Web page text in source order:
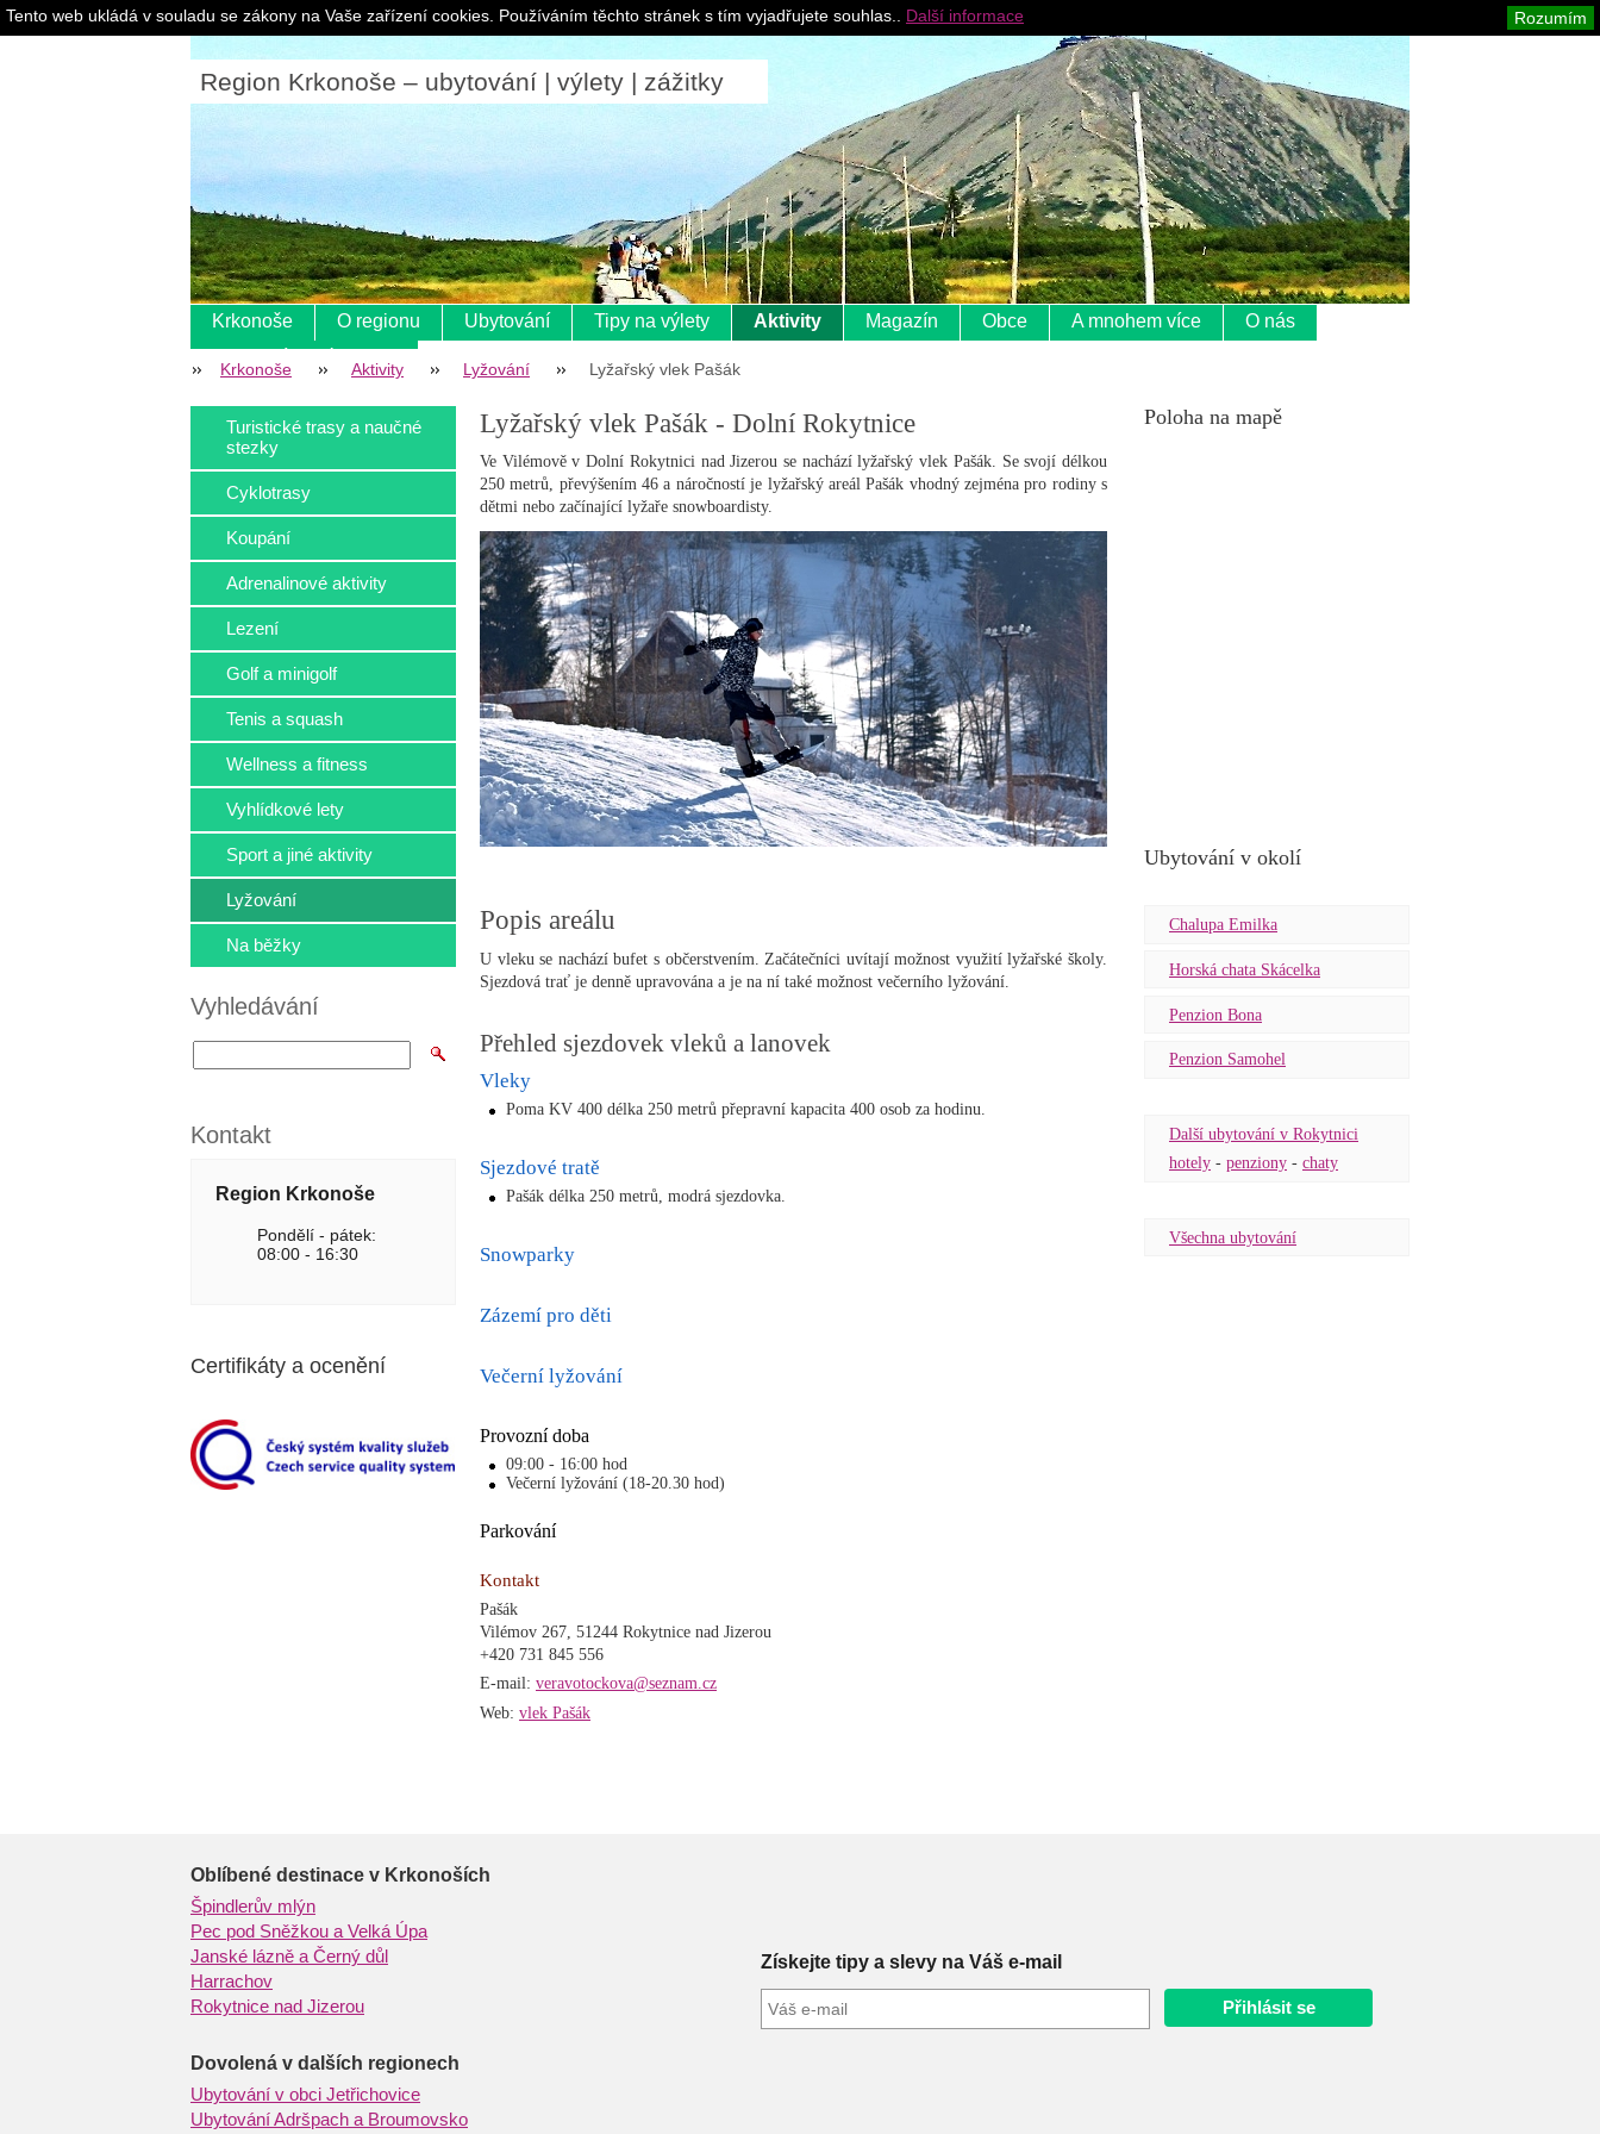
Region Krkonoše – ubytování | výlety | zážitky
Pro ubytovatele
Krkonoše O regionu Ubytování Tipy na výlety Aktivity Magazín Obce A mnohem více
O nás
Krkonoše Aktivity Lyžování Lyžařský vlek Pašák
Poloha na mapě
Ubytování v okolí
Chalupa Emilka
Horská chata Skácelka
Penzion Bona
Penzion Samohel
Další ubytování v Rokytnici
hotely - penziony - chaty
Všechna ubytování
Lyžařský vlek Pašák - Dolní Rokytnice
Ve Vilémově v Dolní Rokytnici nad Jizerou se nachází lyžařský vlek Pašák. Se svojí délkou
250 metrů, převýšením 46 a náročností je lyžařský areál Pašák vhodný zejména pro rodiny s
dětmi nebo začínající lyžaře snowboardisty.
Popis areálu
U vleku se nachází bufet s občerstvením. Začátečníci uvítají možnost využití lyžařské školy.
Sjezdová trať je denně upravována a je na ní také možnost večerního lyžování.
Přehled sjezdovek vleků a lanovek
Vleky
Poma KV 400 délka 250 metrů přepravní kapacita 400 osob za hodinu.
Sjezdové tratě
Pašák délka 250 metrů, modrá sjezdovka.
Snowparky
Zázemí pro děti
Večerní lyžování
Provozní doba
09:00 - 16:00 hod
Večerní lyžování (18-20.30 hod)
Parkování
Kontakt
Pašák
Vilémov 267, 51244 Rokytnice nad Jizerou
+420 731 845 556
E-mail: veravotockova@seznam.cz
Web: vlek Pašák
Turistické trasy a naučné
stezky
Cyklotrasy
Koupání
Adrenalinové aktivity
Lezení
Golf a minigolf
Tenis a squash
Wellness a fitness
Vyhlídkové lety
Sport a jiné aktivity
Lyžování
Na běžky
Vyhledávání
Kontakt
Region Krkonoše
Pondělí - pátek:
08:00 - 16:30
Certifikáty a ocenění
Získejte tipy a slevy na Váš e-mail
Oblíbené destinace v Krkonoších
Špindlerův mlýn
Pec pod Sněžkou a Velká Úpa
Janské lázně a Černý důl
Harrachov
Rokytnice nad Jizerou
Dovolená v dalších regionech
Ubytování v obci Jetřichovice
Ubytování Adršpach a Broumovsko
Tento web ukládá v souladu se zákony na Vaše zařízení cookies. Používáním těchto stránek s tím vyjadřujete souhlas.. Rozumím
Další informace